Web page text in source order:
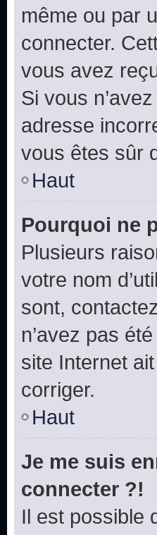
même ou par
connecter.
vous avez
Si vous
adresse
vous êtes sûr
Haut
Pourquoi ne
Plusieurs
votre nom
sont,
n’avez pas
site Internet
corriger.
Haut
Je me suis
connecter ?!
Il est possible